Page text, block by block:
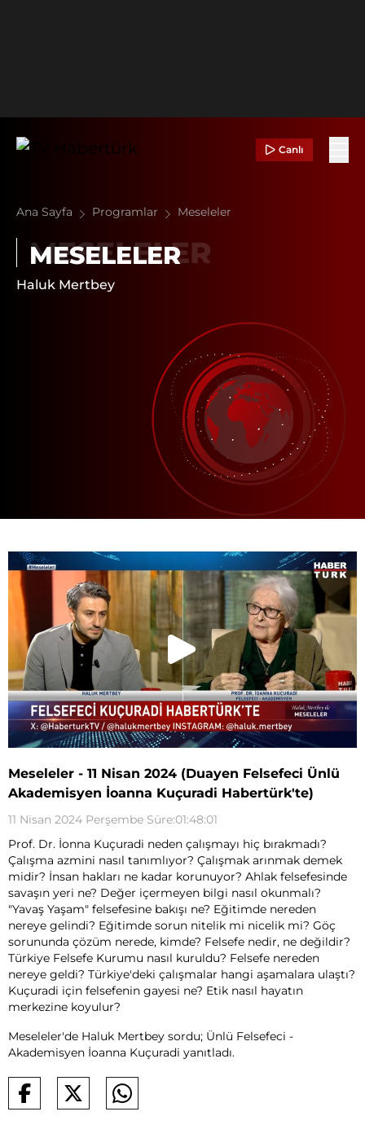
Canlı
Ana Sayfa Programlar Meseleler
MESELELER
Haluk Mertbey
Meseleler - 11 Nisan 2024 (Duayen Felsefeci Ünlü
Akademisyen İoanna Kuçuradi Habertürk'te)
11 Nisan 2024 Perşembe Süre:01:48:01
Prof. Dr. İonna Kuçuradi neden çalışmayı hiç bırakmadı?
Çalışma azmini nasıl tanımlıyor? Çalışmak arınmak demek
midir? İnsan hakları ne kadar korunuyor? Ahlak felsefesinde
savaşın yeri ne? Değer içermeyen bilgi nasıl okunmalı?
"Yavaş Yaşam" felsefesine bakışı ne? Eğitimde nereden
nereye gelindi? Eğitimde sorun nitelik mi nicelik mi? Göç
sorununda çözüm nerede, kimde? Felsefe nedir, ne değildir?
Türkiye Felsefe Kurumu nasıl kuruldu? Felsefe nereden
nereye geldi? Türkiye'deki çalışmalar hangi aşamalara ulaştı?
Kuçuradi için felsefenin gayesi ne? Etik nasıl hayatın
merkezine koyulur?
Meseleler'de Haluk Mertbey sordu; Ünlü Felsefeci -
Akademisyen İoanna Kuçuradi yanıtladı.